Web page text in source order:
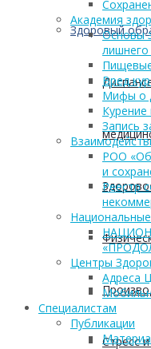
Здоровый
Стресс
Академия
Основы
лишнего
Вред
Мифы о
Запись
РОО
и
Реестр
Центры
Адреса
Cпециалистам
Публикации